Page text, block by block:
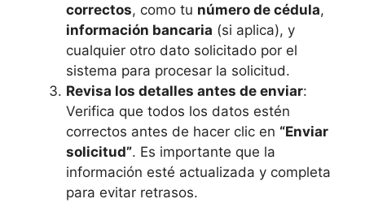
correctos, como tu número de cédula,
información bancaria (si aplica), y
cualquier otro dato solicitado por el
sistema para procesar la solicitud.
Revisa los detalles antes de enviar:
Verifica que todos los datos estén
correctos antes de hacer clic en “Enviar
solicitud”. Es importante que la
información esté actualizada y completa
para evitar retrasos.